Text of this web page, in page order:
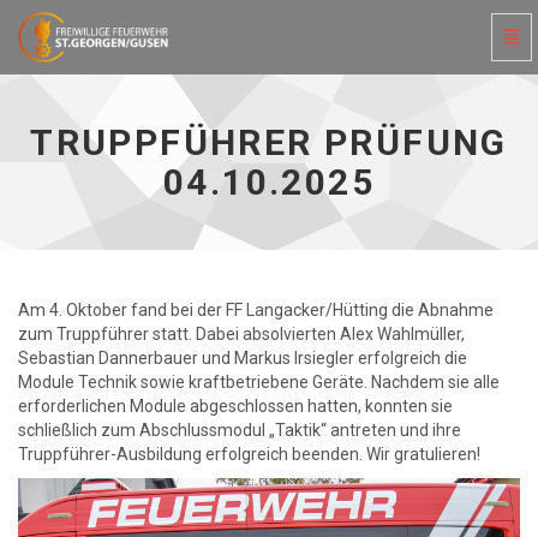
Truppführer
TRUPPFÜHRER PRÜFUNG
04.10.2025
Am 4. Oktober fand bei der FF Langacker/Hütting die Abnahme
zum Truppführer statt. Dabei absolvierten Alex Wahlmüller,
Sebastian Dannerbauer und Markus Irsiegler erfolgreich die
Module Technik sowie kraftbetriebene Geräte. Nachdem sie alle
erforderlichen Module abgeschlossen hatten, konnten sie
schließlich zum Abschlussmodul „Taktik“ antreten und ihre
Truppführer-Ausbildung erfolgreich beenden. Wir gratulieren!